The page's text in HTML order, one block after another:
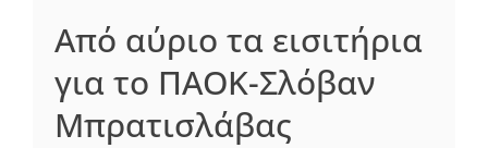
Από αύριο τα εισιτήρια
για το ΠΑΟΚ-Σλόβαν
Μπρατισλάβας